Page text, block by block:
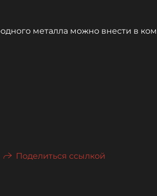
металла можно внести в
Поделиться ссылкой